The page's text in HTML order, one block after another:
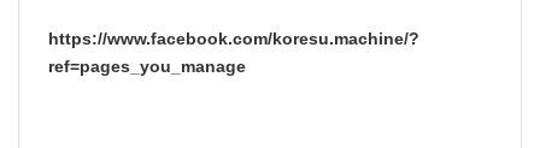
https://www.facebook.com/koresu.machine/?
ref=pages_you_manage